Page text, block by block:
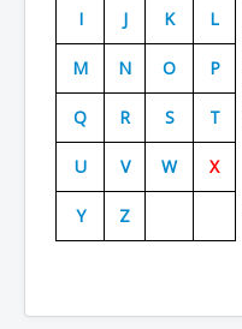
Personnels
Doctrines
Batailles
Les As
Cahiers des As
I J K L
M N O P
Q R S T
U V W X
Y Z